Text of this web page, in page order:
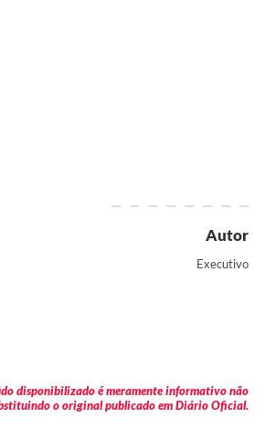
Autor
Executivo
disponibilizado é meramente informativo não
o original publicado em Diário Oficial.